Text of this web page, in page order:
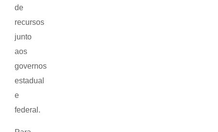
de
recursos
junto
aos
governos
estadual
e
federal.